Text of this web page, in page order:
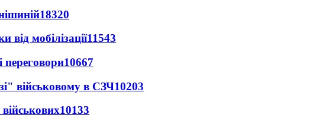
18320
від мобілізації11543
переговори10667
військовому в СЗЧ10203
10133